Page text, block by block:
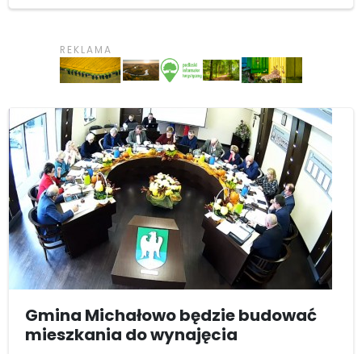
Gmina Michałowo będzie budować
mieszkania do wynajęcia